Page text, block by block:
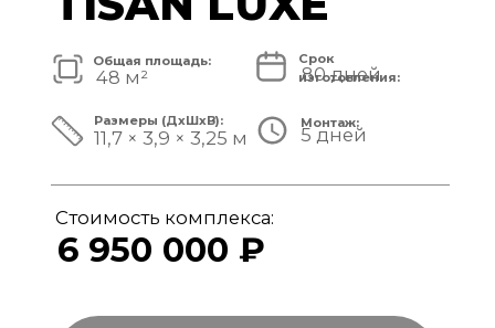
АРХИТЕКТУРА И ЭКСТЕРЬЕР